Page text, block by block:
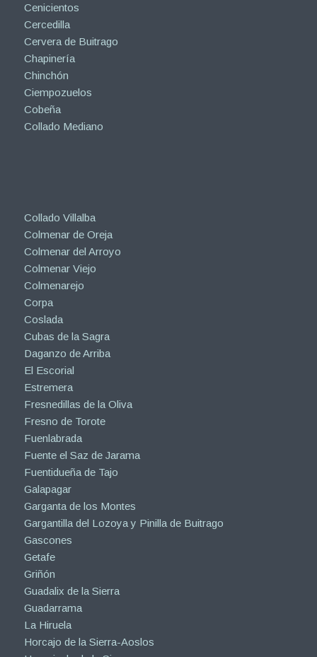
Cenicientos
Cercedilla
Cervera de Buitrago
Chapinería
Chinchón
Ciempozuelos
Cobeña
Collado Mediano
Collado Villalba
Colmenar de Oreja
Colmenar del Arroyo
Colmenar Viejo
Colmenarejo
Corpa
Coslada
Cubas de la Sagra
Daganzo de Arriba
El Escorial
Estremera
Fresnedillas de la Oliva
Fresno de Torote
Fuenlabrada
Fuente el Saz de Jarama
Fuentidueña de Tajo
Galapagar
Garganta de los Montes
Gargantilla del Lozoya y Pinilla de Buitrago
Gascones
Getafe
Griñón
Guadalix de la Sierra
Guadarrama
La Hiruela
Horcajo de la Sierra-Aoslos